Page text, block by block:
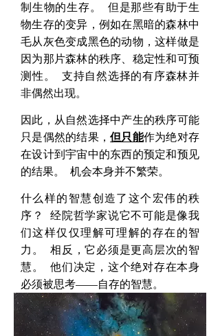
制生物的生存。
但是那些有助于生
物生存的变异，例如在黑暗的森林中
毛从灰色变成黑色的动物，这样做是
因为那片森林的秩序、稳定性和可预
测性。
支持自然选择的有序森林并
非偶然出现。
因此，从自然选择中产生的秩序可能
只是偶然的结果，但只能作为绝对存
在设计到宇宙中的东西的预定和预见
的结果。
机会本身并不繁荣。
什么样的智慧创造了这个宏伟的秩
序？
经院哲学家说它不可能是像我
们这样仅仅理解可理解的存在的智
力。
相反，它必须是更高层次的智
慧。
他们决定，这个绝对存在本身
必须被思考——自存的智慧。